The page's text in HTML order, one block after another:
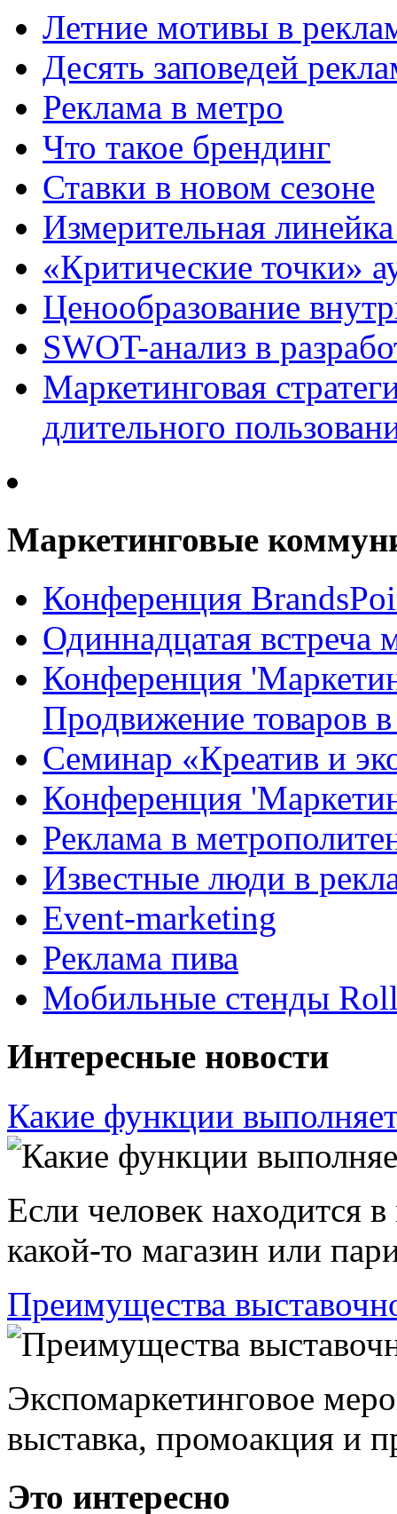
Летние мотивы в
Десять заповедей
Реклама в метро
Что такое брендинг
Ставки в новом сезоне
Измерительная
«Критические точки»
Ценообразование
SWOT-анализ в
Маркетинговая
длительного
Маркетинговые
Конференция
Одиннадцатая
Конференция
Продвижение товаров
Семинар «Креатив и
Конференция
Реклама в
Известные люди в
Event-marketing
Реклама пива
Мобильные стенды
Интересные новости
Какие функции
Если человек находится
какой-то магазин или
Преимущества
Экспомаркетинговое
выставка, промоакция и
Это интересно